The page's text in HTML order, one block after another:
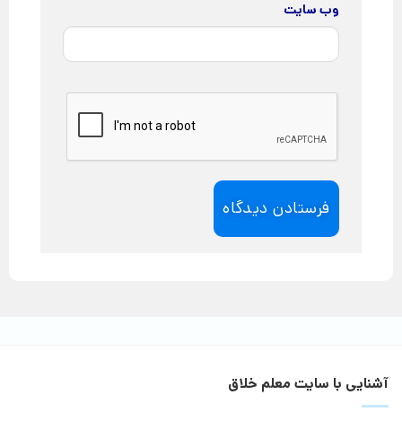
وب‌ سایت
آشنایی با سایت معلم خلاق